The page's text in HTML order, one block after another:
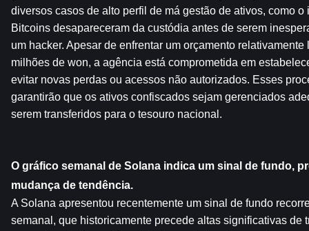
diversos casos de alto perfil de má gestão de ativos, como o
Bitcoins desapareceram da custódia antes de serem
um hacker. Apesar de enfrentar um orçamento
milhões de won, a agência está comprometida em
evitar novas perdas ou acessos não autorizados. Esses
garantirão que os ativos confiscados sejam gerenciados
serem transferidos para o tesouro nacional.
O gráfico semanal de Solana indica um sinal de fundo,
mudança de tendência.
A Solana apresentou recentemente um sinal de fundo
semanal, que historicamente precede altas significativas de